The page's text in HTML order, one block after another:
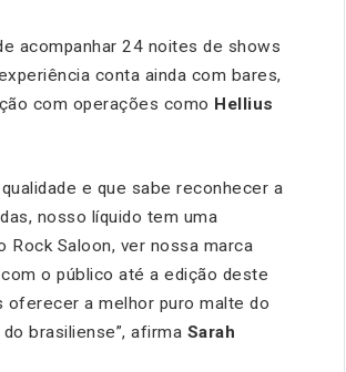
acompanhar 24 noites de shows
conta ainda com bares,
com operações como Hellius
e que sabe reconhecer a
nosso líquido tem uma
Saloon, ver nossa marca
o público até a edição deste
oferecer a melhor puro malte do
brasiliense”, afirma Sarah